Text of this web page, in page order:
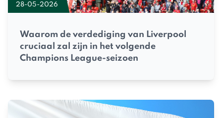
28-05-2026
Waarom de verdediging van Liverpool
cruciaal zal zijn in het volgende
Champions League-seizoen